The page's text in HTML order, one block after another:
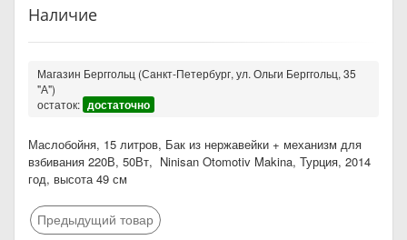
Наличие
Магазин Берггольц (Санкт-Петербург, ул. Ольги Берггольц, 35
"А")
остаток: достаточно
Маслобойня, 15 литров, Бак из нержавейки + механизм для
взбивания 220В, 50Вт, Ninisan Otomotiv Makina, Турция, 2014
год, высота 49 см
Предыдущий товар